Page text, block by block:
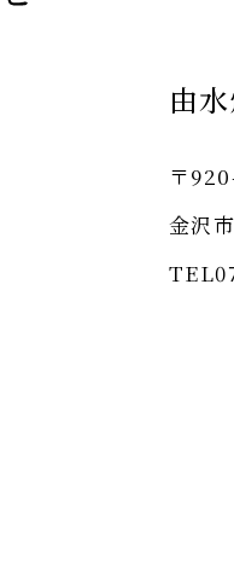
由
〒
金沢